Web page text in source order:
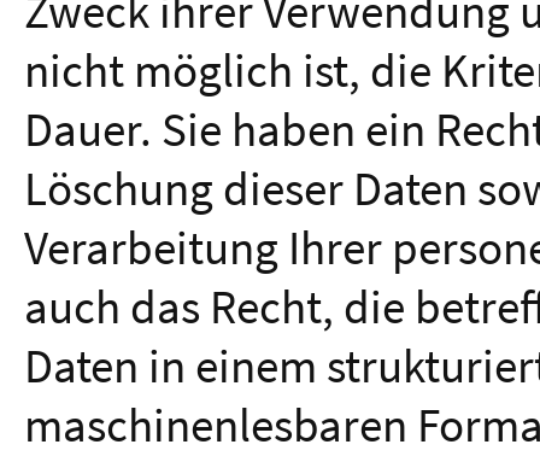
nicht möglich ist, die
Dauer. Sie haben ein
Löschung dieser Daten
Verarbeitung Ihrer
auch das Recht, die
Daten in einem
maschinenlesbaren